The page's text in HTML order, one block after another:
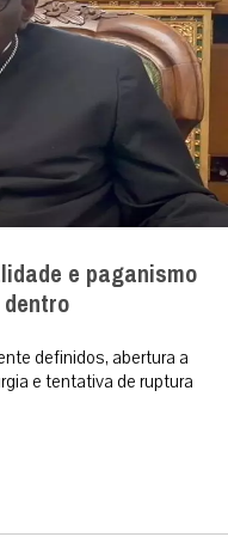
e paganismo
definidos, abertura a
e tentativa de ruptura